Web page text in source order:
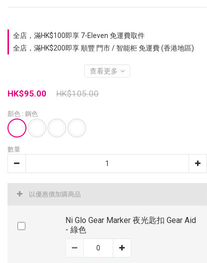
全店，滿HK$100即享 7-Eleven 免運費取件
全店，滿HK$200即享 順豐 門市 / 智能柜 免運費 (香港地區)
查看更多
HK$105.00
HK$95.00
顏色 : 鋼色
數量
以優惠價加購商品
Ni Glo Gear Marker 夜光匙扣 Gear Aid
- 綠色